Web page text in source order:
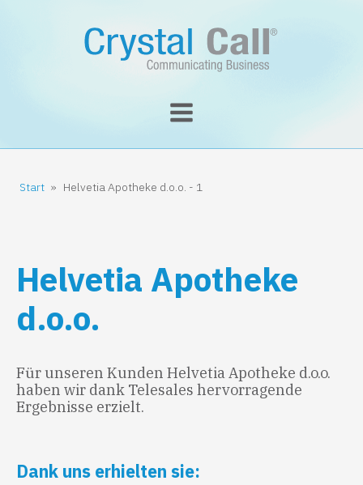
Start » Helvetia Apotheke d.o.o. - 1
Helvetia Apotheke
d.o.o.
Für unseren Kunden Helvetia Apotheke d.o.o.
haben wir dank Telesales hervorragende
Ergebnisse erzielt.
Dank uns erhielten sie: